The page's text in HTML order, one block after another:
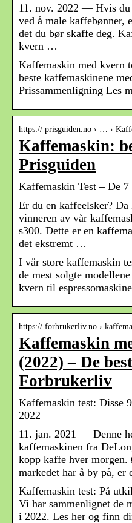
11. nov. 2022 — Hvis
ved å male kaffebønner,
det du bør skaffe deg.
kvern …
Kaffemaskin med kvern
beste kaffemaskinene
Prissammenligning Les
https:// prisguiden.no › … ›
Kaffemaskin:
Prisguiden
Kaffemaskin Test – De
Er du en kaffeelsker?
vinneren av vår
s300. Dette er en
det ekstremt …
I vår store kaffemaskin
de mest solgte
kvern til
https:// forbrukerliv.no ›
Kaffemaskin
(2022) – De
Forbrukerliv
Kaffemaskin test: Disse
2022
11. jan. 2021 — Denne
kaffemaskinen fra
kopp kaffe hver morgen.
markedet har å by på, er
Kaffemaskin test: På
Vi har sammenlignet de
i 2022. Les her og finn